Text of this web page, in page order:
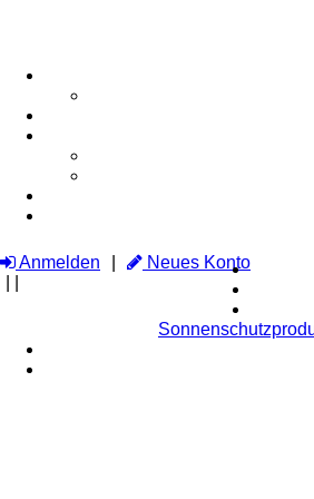
Anmelden
Neues Konto